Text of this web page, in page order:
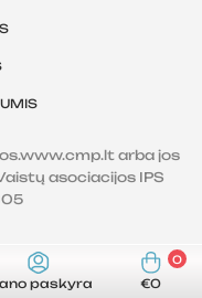
arba jos
asociacijos IPS
paskyra
0
€0